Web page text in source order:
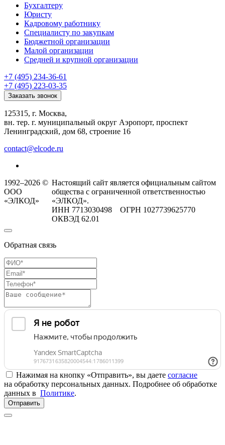
Бухгалтеру
Юристу
Кадровому работнику
Специалисту по закупкам
Бюджетной организации
Малой организации
Средней и крупной организации
+7 (495) 234-36-61
+7 (495) 223-03-35
Заказать звонок
125315, г. Москва,
вн. тер. г. муниципальный округ Аэропорт, проспект
Ленинградский, дом 68, строение 16
contact@elcode.ru
1992–2026 ©
ООО
«ЭЛКОД»
Настоящий сайт является официальным сайтом
общества с ограниченной ответственностью
«ЭЛКОД».
ИНН 7713030498 ОГРН 1027739625770
ОКВЭД 62.01
Обратная связь
Нажимая на кнопку «Отправить», вы даете согласие
на обработку персональных данных. Подробнее об обработке
данных в Политике.
Отправить